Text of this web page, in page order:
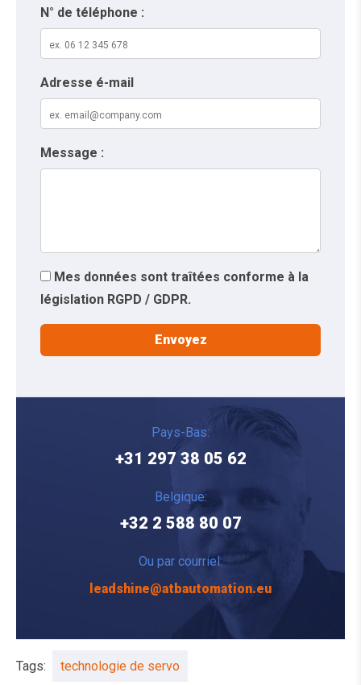
N° de téléphone :
Adresse é-mail
Message :
Mes données sont traîtées conforme à la
législation RGPD / GDPR.
Pays-Bas:
+31 297 38 05 62
Belgique:
+32 2 588 80 07
Ou par courriel:
leadshine@atbautomation.eu
Tags: technologie de servo